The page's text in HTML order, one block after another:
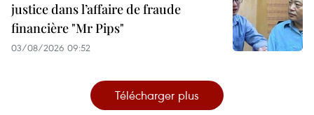
justice dans l’affaire de fraude
financière "Mr Pips"
03/08/2026 09:52
Télécharger plus